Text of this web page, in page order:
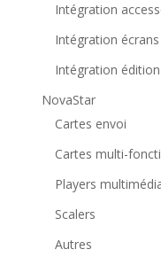
Intégration
Intégration
Intégration
NovaStar
Cartes envoi
Cartes multi-
Players
Scalers
Autres